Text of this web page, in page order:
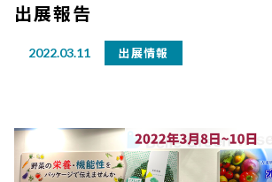
出展報告
2022.03.11 出展情報